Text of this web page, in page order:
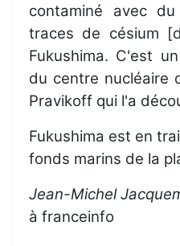
contaminé avec
traces de césium
Fukushima. C'est
du centre nucléaire
Pravikoff qui l'a
Fukushima est en
fonds marins de la
Jean-Michel
à franceinfo